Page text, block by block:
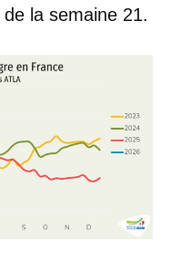
la semaine 21.